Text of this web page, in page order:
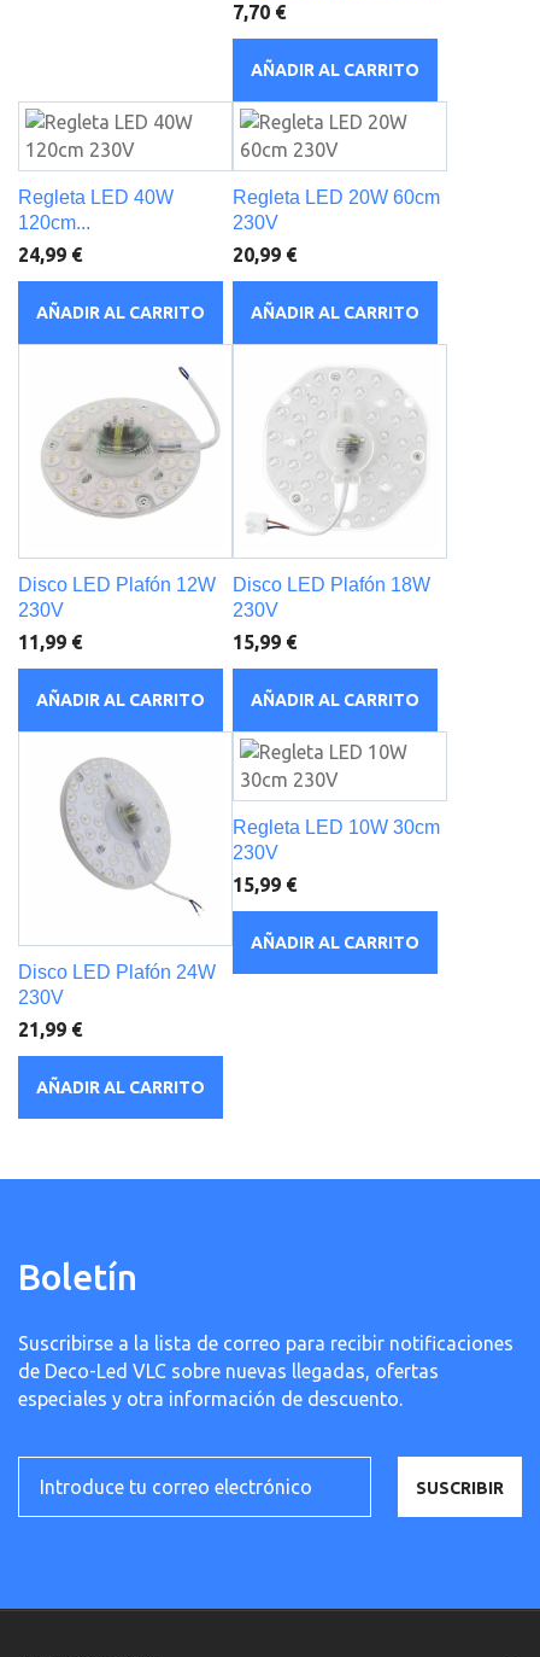
7,70 €
AÑADIR AL CARRITO
Regleta LED 40W
120cm...
24,99 €
AÑADIR AL CARRITO
Regleta LED 20W 60cm
230V
20,99 €
AÑADIR AL CARRITO
Disco LED Plafón 12W
230V
11,99 €
AÑADIR AL CARRITO
Disco LED Plafón 18W
230V
15,99 €
AÑADIR AL CARRITO
Disco LED Plafón 24W
230V
21,99 €
AÑADIR AL CARRITO
Regleta LED 10W 30cm
230V
15,99 €
AÑADIR AL CARRITO
Boletín
Suscribirse a la lista de correo para recibir notificaciones
de Deco-Led VLC sobre nuevas llegadas, ofertas
especiales y otra información de descuento.
SUSCRIBIR